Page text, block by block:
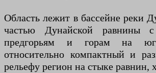
Область лежит в бассейне реки
частью Дунайской равнины
предгорьям и горам на
относительно компактный и
рельефу регион на стыке равнин,